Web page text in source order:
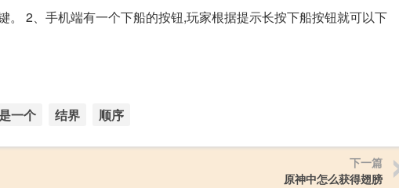
2、手机端有一个下船的按钮,玩家根据提示长按下船按钮就可以下
一个 结界 顺序
下一篇
原神中怎么获得翅膀